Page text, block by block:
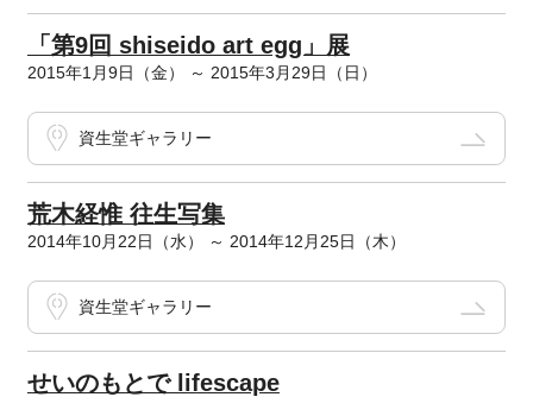
「第9回 shiseido art egg」展
2015年1月9日（金） ～ 2015年3月29日（日）
資生堂ギャラリー
荒木経惟 往生写集
2014年10月22日（水） ～ 2014年12月25日（木）
資生堂ギャラリー
せいのもとで lifescape